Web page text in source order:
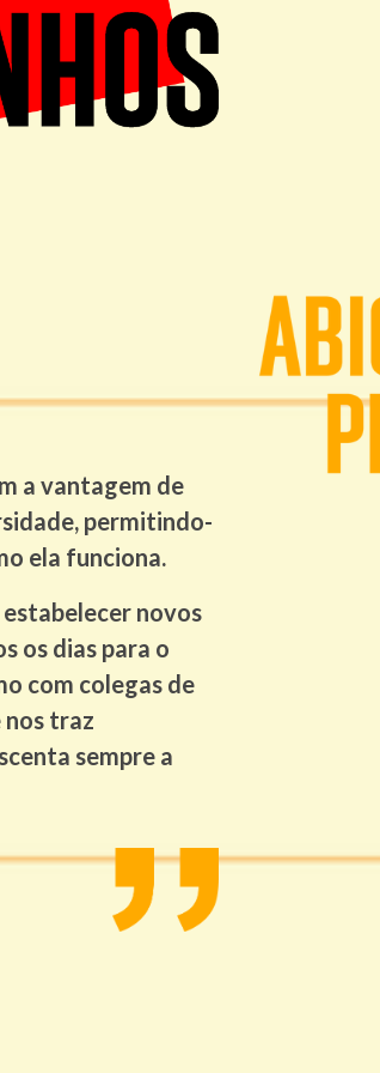
a vantagem de
permitindo-
ela funciona.
novos
os dias para o
com colegas de
nos traz
sempre a